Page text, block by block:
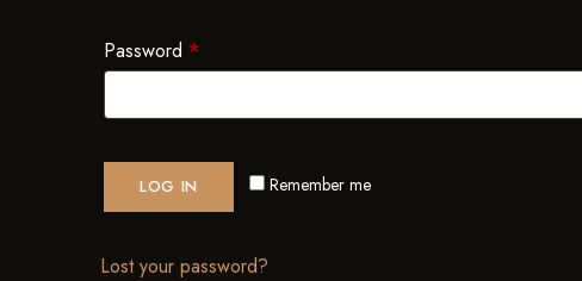
Password *
Remember me
LOG IN
Lost your password?